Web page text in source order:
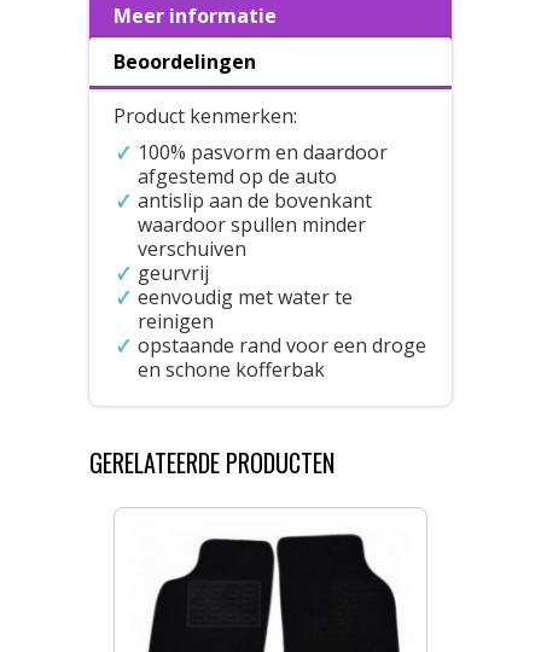
Meer informatie
Beoordelingen
Product kenmerken:
100% pasvorm en daardoor
afgestemd op de auto
antislip aan de bovenkant
waardoor spullen minder
verschuiven
geurvrij
eenvoudig met water te
reinigen
opstaande rand voor een droge
en schone kofferbak
GERELATEERDE PRODUCTEN